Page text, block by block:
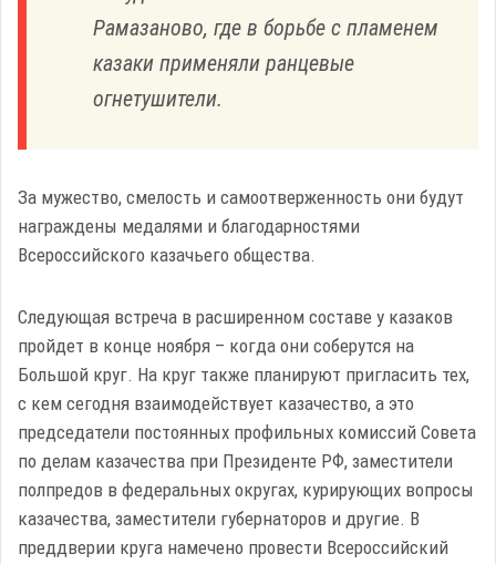
Рамазаново, где в борьбе с пламенем
казаки применяли ранцевые
огнетушители.
За мужество, смелость и самоотверженность они будут
награждены медалями и благодарностями
Всероссийского казачьего общества.
Следующая встреча в расширенном составе у казаков
пройдет в конце ноября – когда они соберутся на
Большой круг. На круг также планируют пригласить тех,
с кем сегодня взаимодействует казачество, а это
председатели постоянных профильных комиссий Совета
по делам казачества при Президенте РФ, заместители
полпредов в федеральных округах, курирующих вопросы
казачества, заместители губернаторов и другие. В
преддверии круга намечено провести Всероссийский